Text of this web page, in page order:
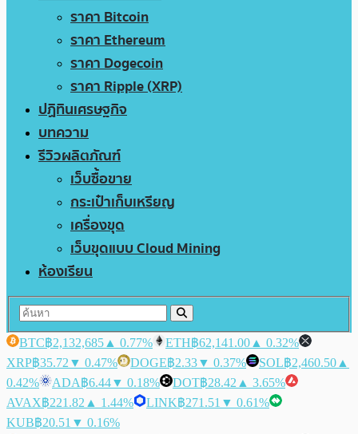
ราคา Bitcoin
ราคา Ethereum
ราคา Dogecoin
ราคา Ripple (XRP)
ปฏิทินเศรษฐกิจ
บทความ
รีวิวผลิตภัณฑ์
เว็บซื้อขาย
กระเป๋าเก็บเหรียญ
เครื่องขุด
เว็บขุดแบบ Cloud Mining
ห้องเรียน
BTC฿2,132,685 ▲ 0.77% ETH฿62,141.00 ▲ 0.32%
XRP฿35.72 ▼ 0.47% DOGE฿2.33▼ 0.37% SOL฿2,460.50 ▲
0.42%
ADA฿6.44▼ 0.18% DOT฿28.42 ▲ 3.65%
AVAX฿221.82 ▲ 1.44% LINK฿271.51 ▼ 0.61%
KUB฿20.51 ▼ 0.16%